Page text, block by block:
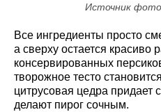
Источник
Все ингредиенты просто
а сверху остается красиво
консервированных
творожное тесто
цитрусовая цедра придает
делают пирог сочным.